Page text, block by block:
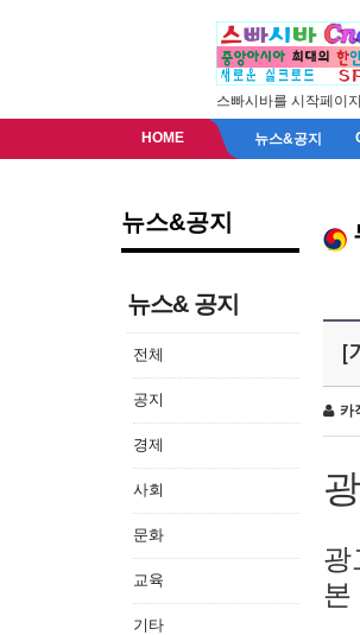
스빠시바를 시작페이
HOME 뉴스&공지
뉴스&공지
뉴스& 공지
전체
공지
경제
사회
문화
교육
기타
[
카
광
본